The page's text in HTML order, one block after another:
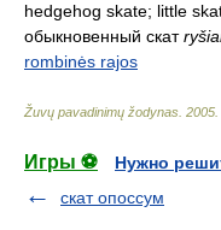
hedgehog skate; little
обыкновенный скат
rombinės rajos
Žuvų pavadinimų žodynas 2005
Игры ⚽
Нужно
скат опоссум